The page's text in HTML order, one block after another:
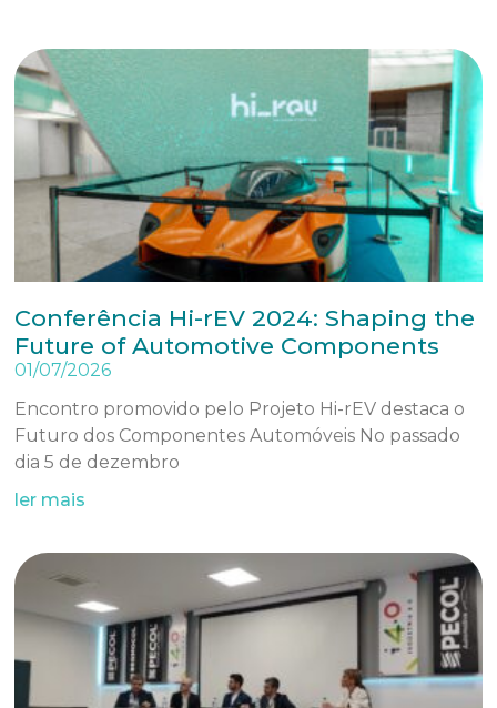
Conferência Hi-rEV 2024: Shaping the
Future of Automotive Components
01/07/2026
Encontro promovido pelo Projeto Hi-rEV destaca o
Futuro dos Componentes Automóveis No passado
dia 5 de dezembro
ler mais